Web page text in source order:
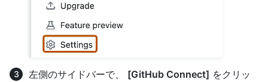
左側のサイドバーで、 [GitHub Connect] をクリッ